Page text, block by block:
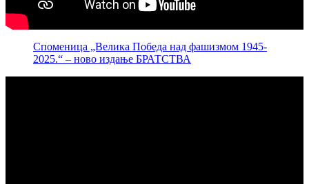
Споменица „Велика Победа над фашизмом 1945-
2025.“ – ново издање БРАТСТВА